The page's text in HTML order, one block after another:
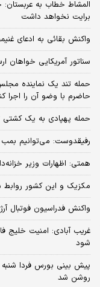
المشاط خطاب به
برایت نخواهد داشت
واکنش بقائی به ادعای
سناتور آمریکایی خواهان
حمله تند یک نماینده
حاضرم با وضو آن را اجرا
حمله پهپادی به یک کشتی
رفیقدوست: می‌توانیم بمب
همتی: اظهارات وزیر
مکزیک و این کشور روابط
واکنش فدراسیون فوتبال
غریب آبادی: امنیت خلیج
شود
روشن شد